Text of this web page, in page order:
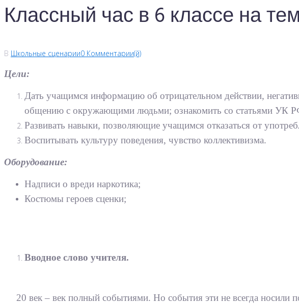
Классный час в 6 классе на
В Школьные сценарии0 Комментарии(й)
Цели:
Дать учащимся информацию об отрицательном действии,
общению с окружающими людьми; ознакомить со статьями УК
Развивать навыки, позволяющие учащимся отказаться от
Воспитывать культуру поведения, чувство коллективизма.
Оборудование:
Надписи о вреди наркотика;
Костюмы героев сценки;
Вводное слово учителя.
20 век – век полный событиями. Но события эти не всегда носили